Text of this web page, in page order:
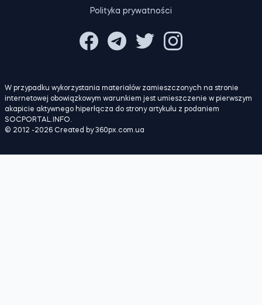
Polityka prywatności
W przypadku wykorzystania materiałów zamieszczonych na stronie
internetowej obowiązkowym warunkiem jest umieszczenie w pierwszym
akapicie aktywnego hiperłącza do strony artykułu z podaniem
SOCPORTAL.INFO.
© 2012 -2026 Created by 360px.com.ua